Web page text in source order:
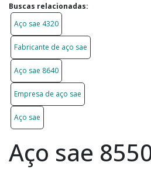
Buscas relacionadas:
Aço sae 4320
Fabricante de aço sae
Aço sae 8640
Empresa de aço sae
Aço sae
Aço sae